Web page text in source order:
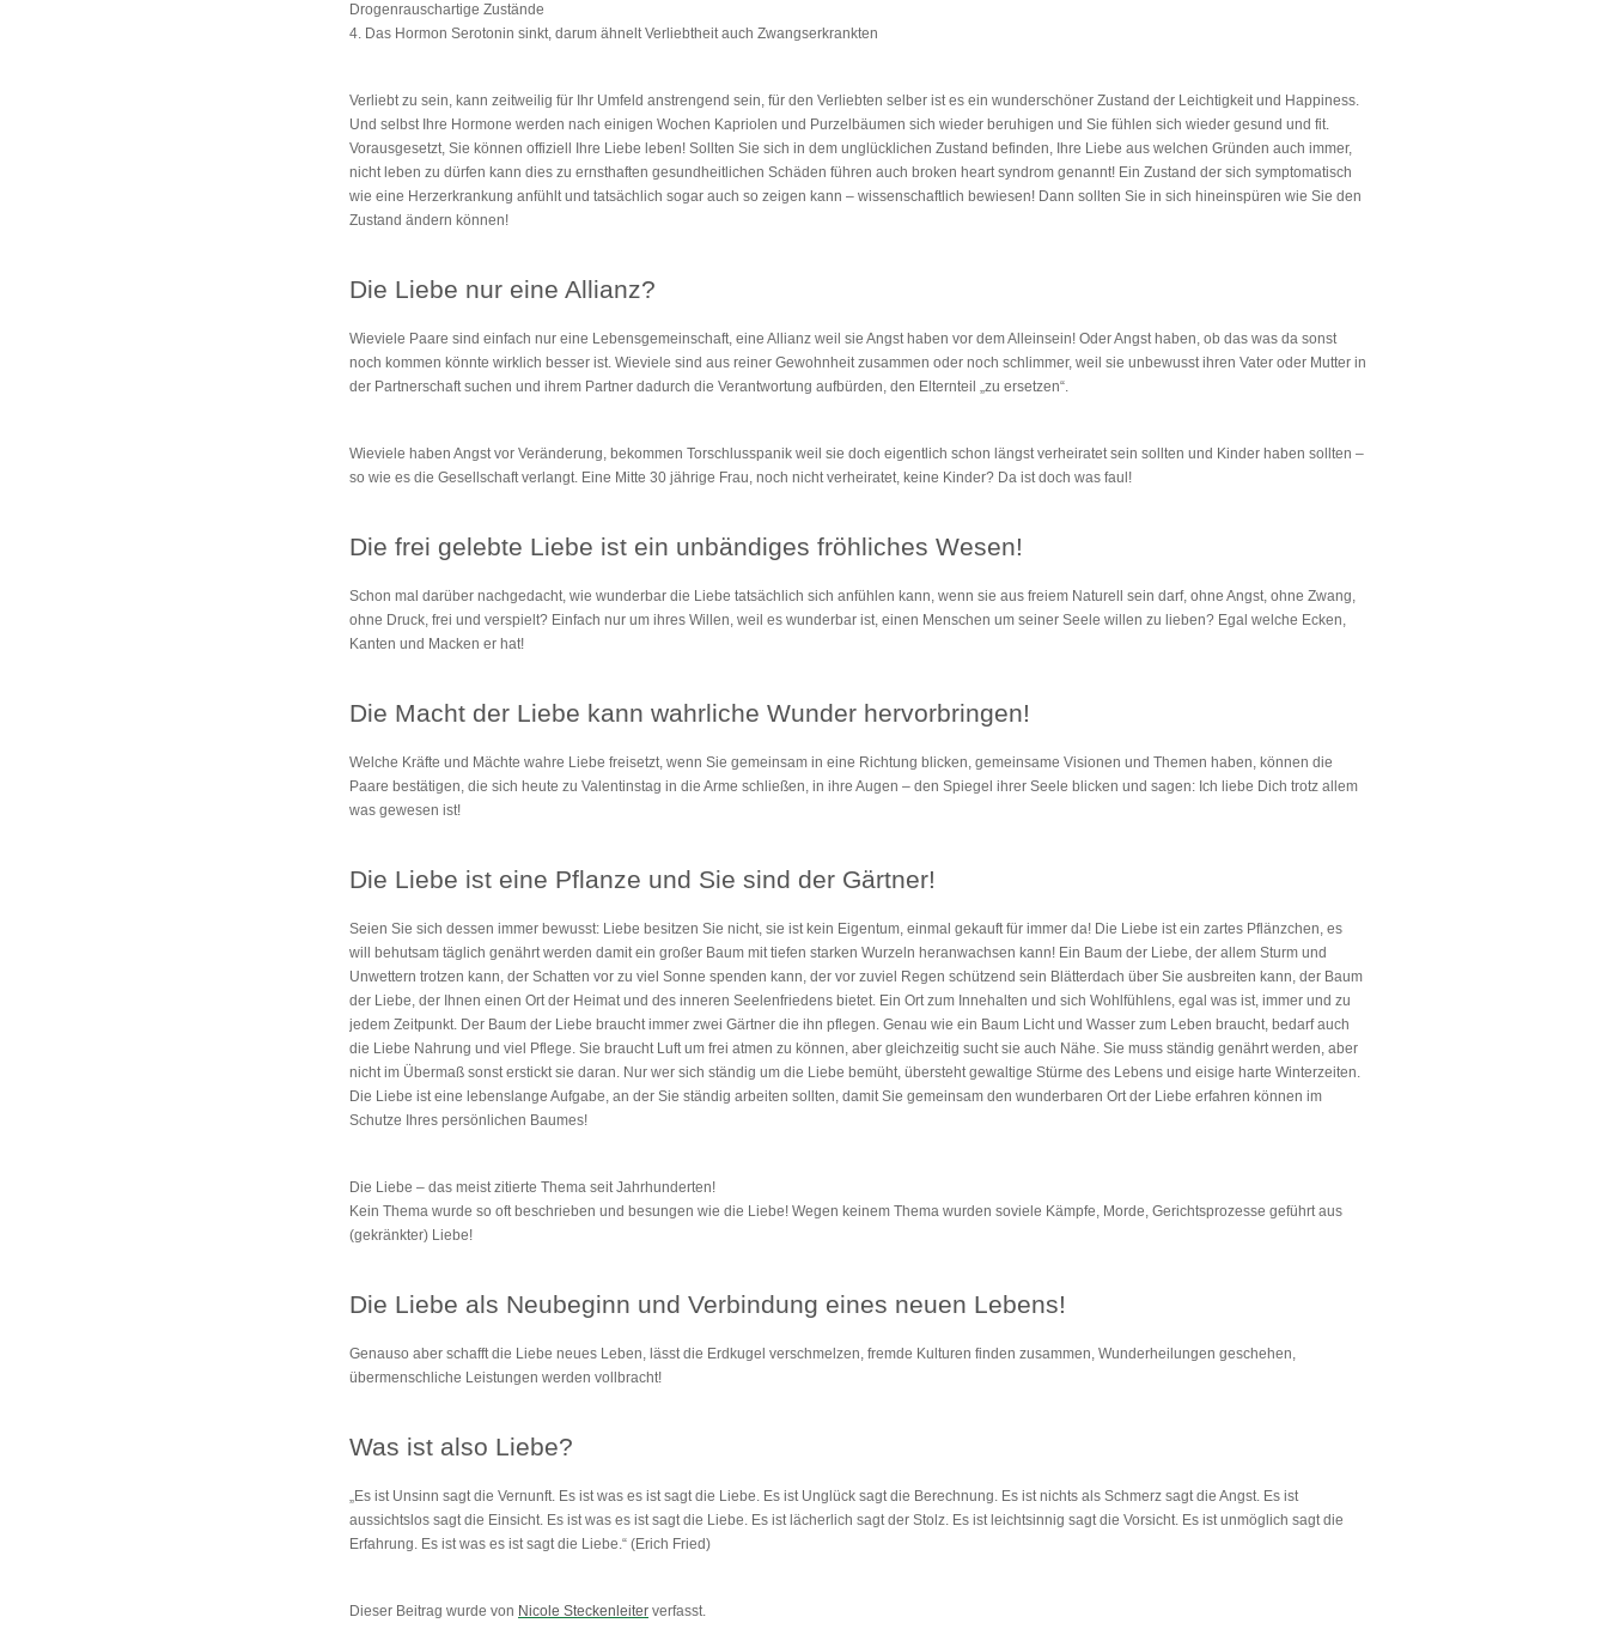
Drogenrauschartige Zustände
4. Das Hormon Serotonin sinkt, darum ähnelt Verliebtheit auch Zwangserkrankten
Verliebt zu sein, kann zeitweilig für Ihr Umfeld anstrengend sein, für den Verliebten selber ist es ein wunderschöner Zustand der Leichtigkeit und Happiness.
Und selbst Ihre Hormone werden nach einigen Wochen Kapriolen und Purzelbäumen sich wieder beruhigen und Sie fühlen sich wieder gesund und fit.
Vorausgesetzt, Sie können offiziell Ihre Liebe leben! Sollten Sie sich in dem unglücklichen Zustand befinden, Ihre Liebe aus welchen Gründen auch immer,
nicht leben zu dürfen kann dies zu ernsthaften gesundheitlichen Schäden führen auch broken heart syndrom genannt! Ein Zustand der sich symptomatisch
wie eine Herzerkrankung anfühlt und tatsächlich sogar auch so zeigen kann – wissenschaftlich bewiesen! Dann sollten Sie in sich hineinspüren wie Sie den
Zustand ändern können!
Die Liebe nur eine Allianz?
Wieviele Paare sind einfach nur eine Lebensgemeinschaft, eine Allianz weil sie Angst haben vor dem Alleinsein! Oder Angst haben, ob das was da sonst
noch kommen könnte wirklich besser ist. Wieviele sind aus reiner Gewohnheit zusammen oder noch schlimmer, weil sie unbewusst ihren Vater oder Mutter in
der Partnerschaft suchen und ihrem Partner dadurch die Verantwortung aufbürden, den Elternteil „zu ersetzen“.
Wieviele haben Angst vor Veränderung, bekommen Torschlusspanik weil sie doch eigentlich schon längst verheiratet sein sollten und Kinder haben sollten –
so wie es die Gesellschaft verlangt. Eine Mitte 30 jährige Frau, noch nicht verheiratet, keine Kinder? Da ist doch was faul!
Die frei gelebte Liebe ist ein unbändiges fröhliches Wesen!
Schon mal darüber nachgedacht, wie wunderbar die Liebe tatsächlich sich anfühlen kann, wenn sie aus freiem Naturell sein darf, ohne Angst, ohne Zwang,
ohne Druck, frei und verspielt? Einfach nur um ihres Willen, weil es wunderbar ist, einen Menschen um seiner Seele willen zu lieben? Egal welche Ecken,
Kanten und Macken er hat!
Die Macht der Liebe kann wahrliche Wunder hervorbringen!
Welche Kräfte und Mächte wahre Liebe freisetzt, wenn Sie gemeinsam in eine Richtung blicken, gemeinsame Visionen und Themen haben, können die
Paare bestätigen, die sich heute zu Valentinstag in die Arme schließen, in ihre Augen – den Spiegel ihrer Seele blicken und sagen: Ich liebe Dich trotz allem
was gewesen ist!
Die Liebe ist eine Pflanze und Sie sind der Gärtner!
Seien Sie sich dessen immer bewusst: Liebe besitzen Sie nicht, sie ist kein Eigentum, einmal gekauft für immer da! Die Liebe ist ein zartes Pflänzchen, es
will behutsam täglich genährt werden damit ein großer Baum mit tiefen starken Wurzeln heranwachsen kann! Ein Baum der Liebe, der allem Sturm und
Unwettern trotzen kann, der Schatten vor zu viel Sonne spenden kann, der vor zuviel Regen schützend sein Blätterdach über Sie ausbreiten kann, der Baum
der Liebe, der Ihnen einen Ort der Heimat und des inneren Seelenfriedens bietet. Ein Ort zum Innehalten und sich Wohlfühlens, egal was ist, immer und zu
jedem Zeitpunkt. Der Baum der Liebe braucht immer zwei Gärtner die ihn pflegen. Genau wie ein Baum Licht und Wasser zum Leben braucht, bedarf auch
die Liebe Nahrung und viel Pflege. Sie braucht Luft um frei atmen zu können, aber gleichzeitig sucht sie auch Nähe. Sie muss ständig genährt werden, aber
nicht im Übermaß sonst erstickt sie daran. Nur wer sich ständig um die Liebe bemüht, übersteht gewaltige Stürme des Lebens und eisige harte Winterzeiten.
Die Liebe ist eine lebenslange Aufgabe, an der Sie ständig arbeiten sollten, damit Sie gemeinsam den wunderbaren Ort der Liebe erfahren können im
Schutze Ihres persönlichen Baumes!
Die Liebe – das meist zitierte Thema seit Jahrhunderten!
Kein Thema wurde so oft beschrieben und besungen wie die Liebe! Wegen keinem Thema wurden soviele Kämpfe, Morde, Gerichtsprozesse geführt aus
(gekränkter) Liebe!
Die Liebe als Neubeginn und Verbindung eines neuen Lebens!
Genauso aber schafft die Liebe neues Leben, lässt die Erdkugel verschmelzen, fremde Kulturen finden zusammen, Wunderheilungen geschehen,
übermenschliche Leistungen werden vollbracht!
Was ist also Liebe?
„Es ist Unsinn sagt die Vernunft. Es ist was es ist sagt die Liebe. Es ist Unglück sagt die Berechnung. Es ist nichts als Schmerz sagt die Angst. Es ist
aussichtslos sagt die Einsicht. Es ist was es ist sagt die Liebe. Es ist lächerlich sagt der Stolz. Es ist leichtsinnig sagt die Vorsicht. Es ist unmöglich sagt die
Erfahrung. Es ist was es ist sagt die Liebe.“ (Erich Fried)
Dieser Beitrag wurde von Nicole Steckenleiter verfasst.